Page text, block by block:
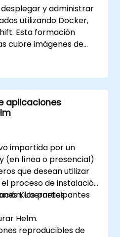
y administrar
utilizando Docker,
Esta formación
cubre imágenes de
almacenamiento,
y administración
Los participantes
necesarias para
de
aplicaciones en
aplicaciones
impartida por un
(en línea o presencial)
que desean utilizar
proceso de instalación
Kubernetes.
los participantes
Helm.
reproducibles de